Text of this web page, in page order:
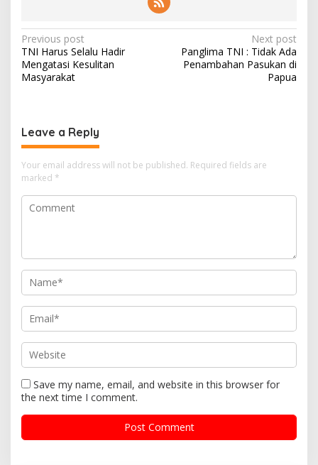
Post
navigation
Previous post
TNI Harus Selalu Hadir
Mengatasi Kesulitan
Masyarakat
Next post
Panglima TNI : Tidak Ada
Penambahan Pasukan di
Papua
Leave a Reply
Your email address will not be published. Required fields are
marked *
Save my name, email, and website in this browser for
the next time I comment.